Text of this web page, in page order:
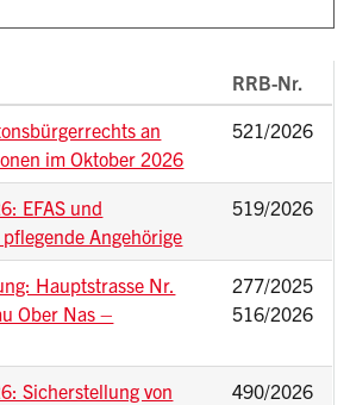
RRB-Nr.
an
im Oktober 2026
521/2026
EFAS und
Angehörige
519/2026
Hauptstrasse Nr.
Ober Nas –
277/2025
516/2026
Sicherstellung von
490/2026